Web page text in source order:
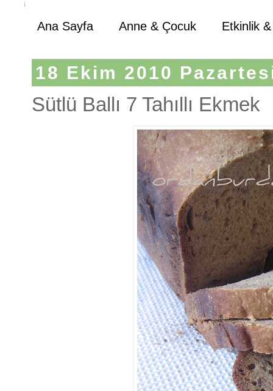
Ana Sayfa Anne & Çocuk Etkinlik
18 Ekim 2010
Sütlü Ballı 7 Tahıllı Ekmek